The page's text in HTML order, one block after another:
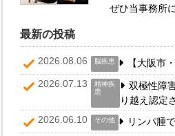
ぜひ当事務所
最新の投稿
2026.08.06 脳疾患
【大阪市
2026.07.13
精神疾
患
双極性障
り越え認定
2026.06.10
その他
リンパ腫